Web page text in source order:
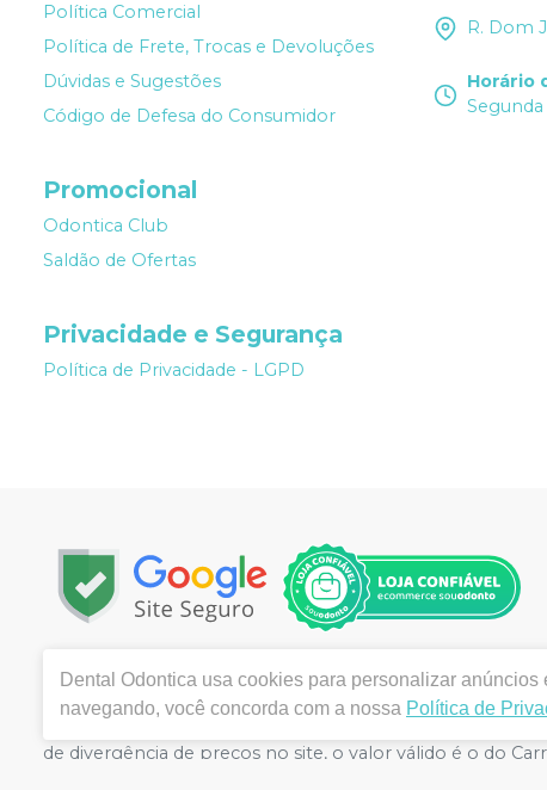
Política Comercial
Política de Frete, Trocas e Devoluções
Dúvidas e Sugestões
Código de Defesa do Consumidor
Promocional
Odontica Club
Saldão de Ofertas
Privacidade e Segurança
Política de Privacidade - LGPD
R. Dom
Horário
Segunda
Copyright © 2022 | Todos os direitos reservados |
, Centro , Montes Claros / MG - CEP 39400-003 |
FERNANDES CRF/SP nº 43.588 | Política de
de divergência de preços no site, o valor válido é o do
Dental Odontica usa cookies para personalizar
navegando, você concorda com a nossa Política de